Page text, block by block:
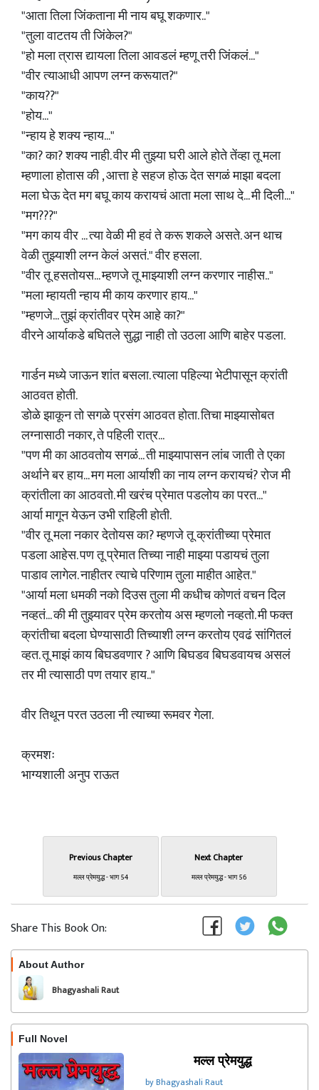
"आता तिला जिंकताना मी नाय बघू शकणार.."
"तुला वाटतय ती जिंकेल?"
"हो मला त्रास द्यायला तिला आवडलं म्हणू तरी जिंकलं..."
"वीर त्याआधी आपण लग्न करूयात?"
"काय??"
"होय..."
"न्हाय हे शक्य न्हाय..."
"का? का? शक्य नाही. वीर मी तुझ्या घरी आले होते तेंव्हा तू मला
म्हणाला होतास की , आत्ता हे सहज होऊ देत सगळं माझा बदला
मला घेऊ देत मग बघू काय करायचं आता मला साथ दे... मी दिली..."
"मग???"
"मग काय वीर ... त्या वेळी मी हवं ते करू शकले असते. अन थाच
वेळी तुझ्याशी लग्न केलं असतं." वीर हसला.
"वीर तू हसतोयस... म्हणजे तू माझ्याशी लग्न करणार नाहीस.."
"मला म्हायती न्हाय मी काय करणार हाय..."
"म्हणजे... तुझं क्रांतीवर प्रेम आहे का?"
वीरने आर्याकडे बघितले सुद्धा नाही तो उठला आणि बाहेर पडला.
गार्डन मध्ये जाऊन शांत बसला. त्याला पहिल्या भेटीपासून क्रांती
आठवत होती.
डोळे झाकून तो सगळे प्रसंग आठवत होता. तिचा माझ्यासोबत
लग्नासाठी नकार, ते पहिली रात्र...
"पण मी का आठवतोय सगळं... ती माझ्यापासन लांब जाती ते एका
अर्थाने बर हाय... मग मला आर्याशी का नाय लग्न करायचं? रोज मी
क्रांतीला का आठवतो. मी खरंच प्रेमात पडलोय का परत..."
आर्या मागून येऊन उभी राहिली होती.
"वीर तू मला नकार देतोयस का? म्हणजे तू क्रांतीच्या प्रेमात
पडला आहेस. पण तू प्रेमात तिच्या नाही माझ्या पडायचं तुला
पाडाव लागेल. नाहीतर त्याचे परिणाम तुला माहीत आहेत."
"आर्या मला धमकी नको दिउस तुला मी कधीच कोणतं वचन दिल
नव्हतं... की मी तुझ्यावर प्रेम करतोय अस म्हणलो नव्हतो. मी फक्त
क्रांतीचा बदला घेण्यासाठी तिच्याशी लग्न करतोय एवढं सांगितलं
व्हत. तू माझं काय बिघडवणार ? आणि बिघडव बिघडवायच असलं
तर मी त्यासाठी पण तयार हाय.."
वीर तिथून परत उठला नी त्याच्या रूमवर गेला.
क्रमशः
भाग्यशाली अनुप राऊत
Previous Chapter
मल्ल प्रेमयुद्ध - भाग 54
Next Chapter
मल्ल प्रेमयुद्ध - भाग 56
Share This Book On:
About Author
Bhagyashali Raut
Full Novel
मल्ल प्रेमयुद्ध
by Bhagyashali Raut